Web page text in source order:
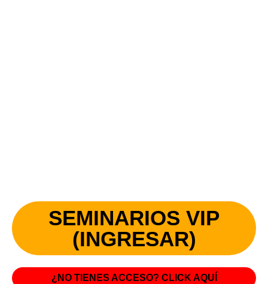
SEMINARIOS VIP
(INGRESAR)
¿NO TIENES ACCESO? CLICK AQUÍ